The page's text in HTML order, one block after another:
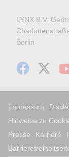
LYNX B.V.
Berlin
Impressum
Hinweise zu
Presse
Karriere